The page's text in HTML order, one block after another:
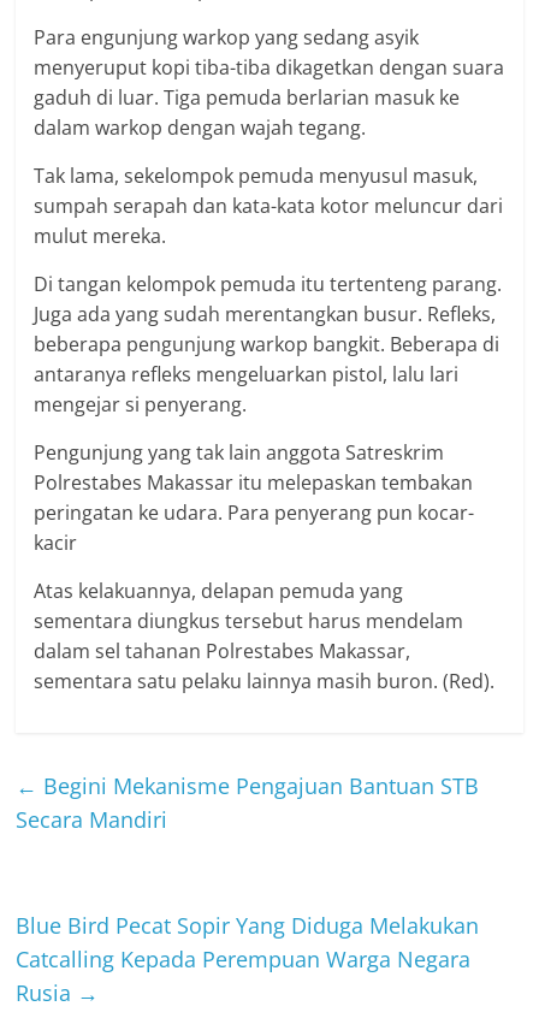
Para engunjung warkop yang sedang asyik
menyeruput kopi tiba-tiba dikagetkan dengan suara
gaduh di luar. Tiga pemuda berlarian masuk ke
dalam warkop dengan wajah tegang.
Tak lama, sekelompok pemuda menyusul masuk,
sumpah serapah dan kata-kata kotor meluncur dari
mulut mereka.
Di tangan kelompok pemuda itu tertenteng parang.
Juga ada yang sudah merentangkan busur. Refleks,
beberapa pengunjung warkop bangkit. Beberapa di
antaranya refleks mengeluarkan pistol, lalu lari
mengejar si penyerang.
Pengunjung yang tak lain anggota Satreskrim
Polrestabes Makassar itu melepaskan tembakan
peringatan ke udara. Para penyerang pun kocar-
kacir
Atas kelakuannya, delapan pemuda yang
sementara diungkus tersebut harus mendelam
dalam sel tahanan Polrestabes Makassar,
sementara satu pelaku lainnya masih buron. (Red).
← Begini Mekanisme Pengajuan Bantuan STB
Secara Mandiri
Blue Bird Pecat Sopir Yang Diduga Melakukan
Catcalling Kepada Perempuan Warga Negara
Rusia →